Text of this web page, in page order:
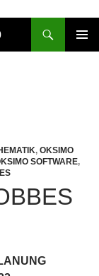
, OKSIMO
SOFTWARE,